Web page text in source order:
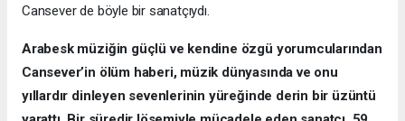
Cansever de böyle bir sanatçıydı.
Arabesk müziğin güçlü ve kendine özgü yorumcularından
Cansever’in ölüm haberi, müzik dünyasında ve onu
yıllardır dinleyen sevenlerinin yüreğinde derin bir üzüntü